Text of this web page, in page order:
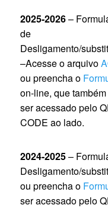
2025-2026–
de
Desligamento/
–Acesse o arquivo
ou preencha o
on-line, que
ser acessado pelo
CODE ao lado.
2024-2025–
Desligamento/
ou preencha o
ser acessado pelo